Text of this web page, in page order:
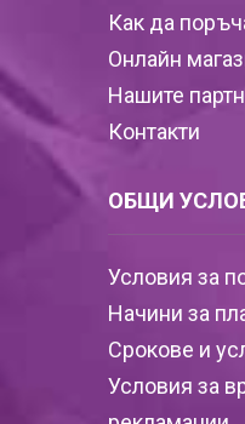
Как да
Онлайн
Нашите
Контакти
ОБЩИ
Условия за
Начини за
Срокове и
Условия за